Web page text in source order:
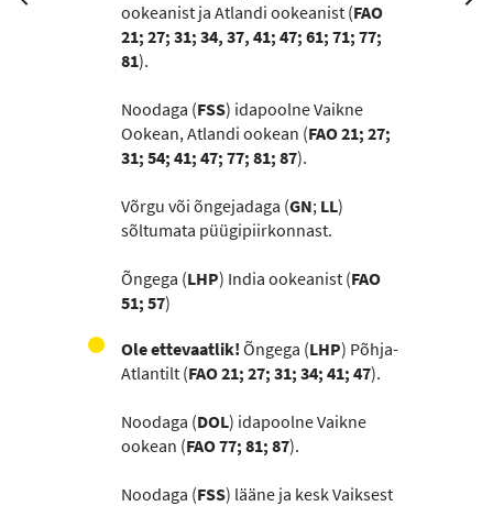
ookeanist ja Atlandi ookeanist (FAO
21; 27; 31; 34, 37, 41; 47; 61; 71; 77;
81).
Noodaga (FSS) idapoolne Vaikne
Ookean, Atlandi ookean (FAO 21; 27;
31; 54; 41; 47; 77; 81; 87).
Võrgu või õngejadaga (GN; LL)
sõltumata püügipiirkonnast.
Õngega (LHP) India ookeanist (FAO
51; 57)
Ole ettevaatlik! Õngega (LHP) Põhja-
Atlantilt (FAO 21; 27; 31; 34; 41; 47).
Noodaga (DOL) idapoolne Vaikne
ookean (FAO 77; 81; 87).
Noodaga (FSS) lääne ja kesk Vaiksest